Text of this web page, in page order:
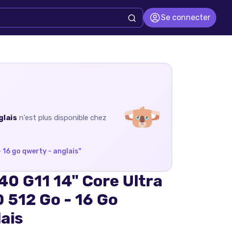
Se connecter
n'est plus disponible chez
16 go qwerty - anglais"
G11 14" Core Ultra
512 Go - 16 Go